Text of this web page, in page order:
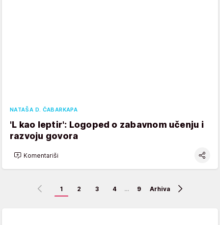
NATAŠA D. ČABARKAPA
'L kao leptir': Logoped o zabavnom učenju i
razvoju govora
Komentariši
1 2 3 4 … 9 Arhiva